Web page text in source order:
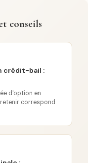
conseils
crédit-bail :
d'option en
correspond